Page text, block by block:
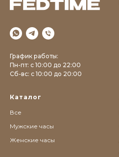
График работы:
Пн-пт: с 10:00 до 22:00
Сб-вс: c 10:00 до 20:00
Каталог
Все
Мужские часы
Женские часы